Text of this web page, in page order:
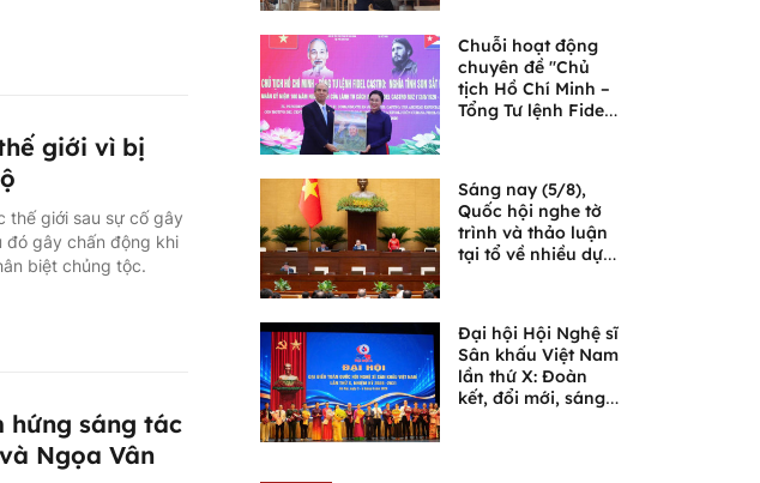
giới vì bị
thế giới sau sự cố gây
đó gây chấn động khi
biệt chủng tộc.
hứng sáng tác
Ngọa Vân
Chuỗi hoạt động
chuyên đề "Chủ
tịch Hồ Chí Minh –
Tổng Tư lệnh Fidel
Sáng nay (5/8),
Quốc hội nghe tờ
trình và thảo luận
tại tổ về nhiều dự
Đại hội Hội Nghệ sĩ
Sân khấu Việt Nam
lần thứ X: Đoàn
kết, đổi mới, sáng